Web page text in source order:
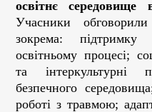
освітнє середовище
Учасники
зокрема: підтримку
освітньому процесі;
та інтеркультурні
безпечного
роботі з травмою;